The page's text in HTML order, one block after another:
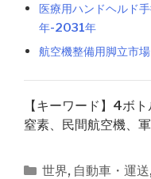
医療用ハンドヘルド
年-2031年
航空機整備用脚立市
【キーワード】4ボ
窒素、民間航空機、
カ
世界, 自動車・運送,